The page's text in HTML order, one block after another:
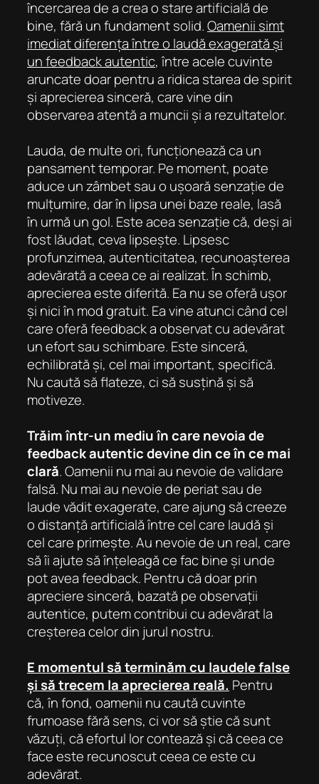
încercarea de a crea o stare artificială de
bine, fără un fundament solid.Oamenii simt
imediat diferența între o laudă exagerată și
un feedback autentic, între acele cuvinte
aruncate doar pentru a ridica starea de spirit
și aprecierea sinceră, care vine din
observarea atentă a muncii și a rezultatelor.
Lauda, ​​de multe ori, funcționează ca un
pansament temporar. Pe moment, poate
aduce un zâmbet sau o ușoară senzație de
mulțumire, dar în lipsa unei baze reale, lasă
în urmă un gol. Este acea senzație că, deși ai
fost lăudat, ceva lipsește. Lipsesc
profunzimea, autenticitatea, recunoașterea
adevărată a ceea ce ai realizat. În schimb,
aprecierea este diferită. Ea nu se oferă ușor
și nici în mod gratuit. Ea vine atunci când cel
care oferă feedback a observat cu adevărat
un efort sau schimbare. Este sinceră,
echilibrată și, cel mai important, specifică.
Nu caută să flateze, ci să susțină și să
motiveze.
Trăim într-un mediu în care nevoia de
feedback autentic devine din ce în ce mai
clară. Oamenii nu mai au nevoie de validare
falsă. Nu mai au nevoie de periat sau de
laude vădit exagerate, care ajung să creeze
o distanță artificială între cel care laudă și
cel care primește. Au nevoie de un real, care
să îi ajute să înțeleagă ce fac bine și unde
pot avea feedback. Pentru că doar prin
apreciere sinceră, bazată pe observații
autentice, putem contribui cu adevărat la
creșterea celor din jurul nostru.
E momentul să terminăm cu laudele false
și să trecem la aprecierea reală. Pentru
că, în fond, oamenii nu caută cuvinte
frumoase fără sens, ci vor să știe că sunt
văzuți, că efortul lor contează și că ceea ce
face este recunoscut ceea ce este cu
adevărat.